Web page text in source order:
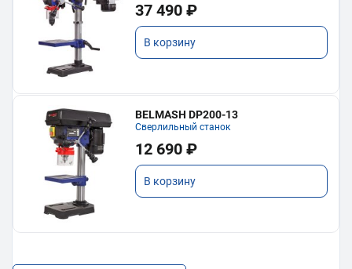
37 490 ₽
В корзину
BELMASH DP200-13
Сверлильный станок
12 690 ₽
В корзину